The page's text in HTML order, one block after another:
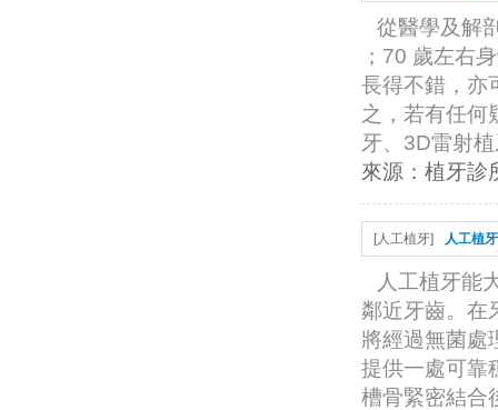
從醫學及解
；70 歲左右
長得不錯，亦
之，若有任何
牙、3D雷射植
來源： 植牙診
[人工植牙] 人工植
人工植牙能
鄰近牙齒。在
將經過無菌處
提供一處可靠
槽骨緊密結合